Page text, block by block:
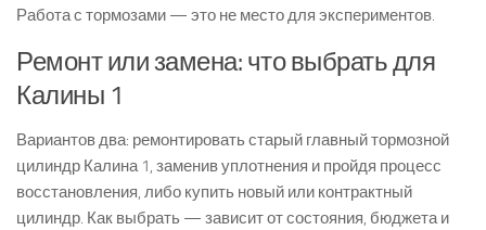
Работа с тормозами — это не место для экспериментов.
Ремонт или замена: что выбрать для
Калины 1
Вариантов два: ремонтировать старый главный тормозной
цилиндр Калина 1, заменив уплотнения и пройдя процесс
восстановления, либо купить новый или контрактный
цилиндр. Как выбрать — зависит от состояния, бюджета и